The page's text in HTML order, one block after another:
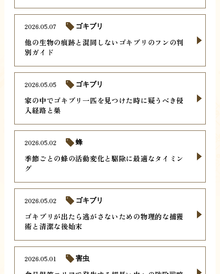
他の生物の痕跡と混同しないゴキブリのフンの判
別ガイド
2026.05.07 ゴキブリ
家の中でゴキブリ一匹を見つけた時に疑うべき侵
入経路と巣
2026.05.05 ゴキブリ
季節ごとの蜂の活動変化と駆除に最適なタイミン
グ
2026.05.02 蜂
ゴキブリが出たら逃がさないための物理的な捕獲
術と清潔な後始末
2026.05.02 ゴキブリ
2026.05.01 害虫